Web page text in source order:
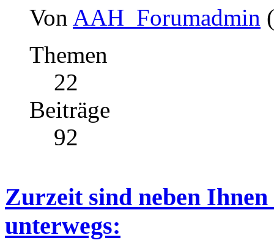
Von AAH_Forumadmin
Themen
22
Beiträge
92
Zurzeit sind neben
unterwegs: